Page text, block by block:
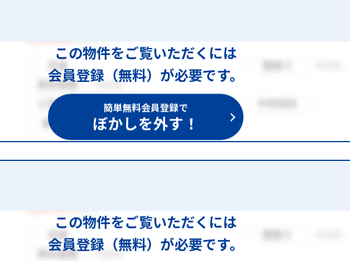
この物件をご覧いただくには
会員登録（無料）が必要です。
簡単無料会員登録で
ぼかしを外す！
この物件をご覧いただくには
会員登録（無料）が必要です。